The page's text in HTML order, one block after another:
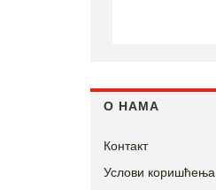
О НАМА
Контакт
Услови коришћења